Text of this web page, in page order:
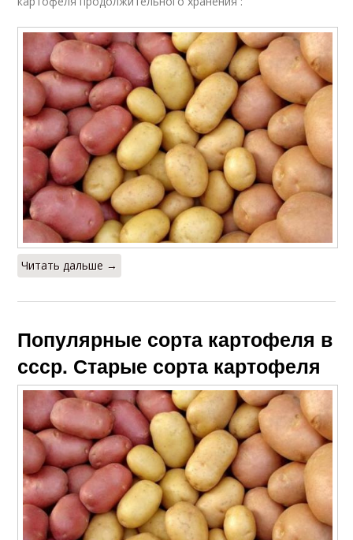
Читать дальше →
Популярные сорта картофеля в
ссср. Старые сорта картофеля